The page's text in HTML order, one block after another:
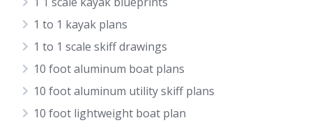
1 to 1 kayak plans
1 to 1 scale skiff drawings
10 foot aluminum boat plans
10 foot aluminum utility skiff plans
10 foot lightweight boat plan